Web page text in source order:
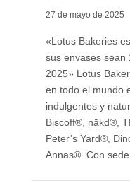
27 de mayo de 2025
«Lotus Bakeries
sus envases sean
2025» Lotus
en todo el mundo
indulgentes y
Biscoff®, nākd®,
Peter’s Yard®,
Annas®. Con sede